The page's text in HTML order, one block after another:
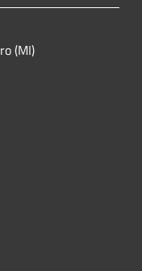
(MI)